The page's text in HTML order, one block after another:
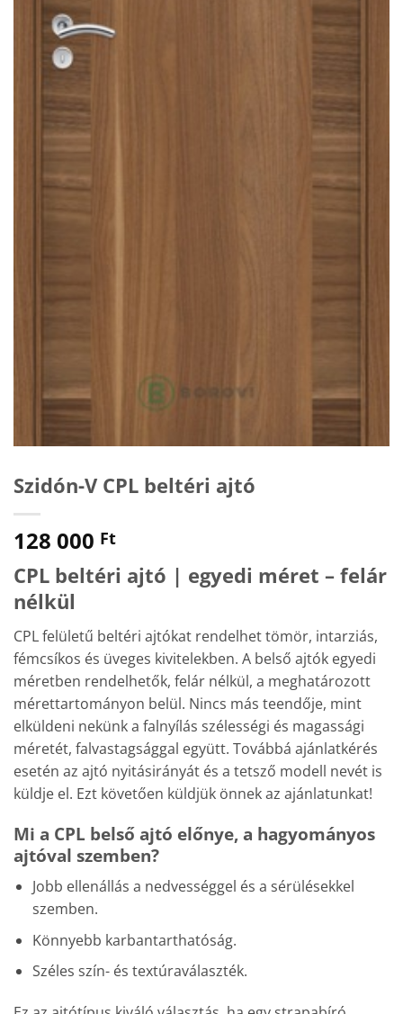
Szidón-V CPL beltéri ajtó
128 000 Ft
CPL beltéri ajtó | egyedi méret – felár
nélkül
CPL felületű beltéri ajtókat rendelhet tömör, intarziás,
fémcsíkos és üveges kivitelekben. A belső ajtók egyedi
méretben rendelhetők, felár nélkül, a meghatározott
mérettartományon belül. Nincs más teendője, mint
elküldeni nekünk a falnyílás szélességi és magassági
méretét, falvastagsággal együtt. Továbbá ajánlatkérés
esetén az ajtó nyitásirányát és a tetsző modell nevét is
küldje el. Ezt követően küldjük önnek az ajánlatunkat!
Mi a CPL belső ajtó előnye, a hagyományos
ajtóval szemben?
Jobb ellenállás a nedvességgel és a sérülésekkel
szemben.
Könnyebb karbantarthatóság.
Széles szín- és textúraválaszték.